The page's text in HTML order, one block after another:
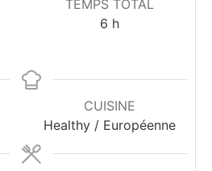
TEMPS TOTAL
6heures
h
CUISINE
Healthy / Européenne